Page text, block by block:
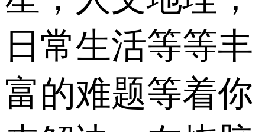
日常生活等等丰
富的难题等着你